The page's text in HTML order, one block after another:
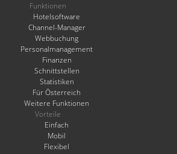
Funktionen
Hotelsoftware
Channel-Manager
Webbuchung
Personalmanagement
Finanzen
Schnittstellen
Statistiken
Für Österreich
Weitere Funktionen
Vorteile
Einfach
Mobil
Flexibel